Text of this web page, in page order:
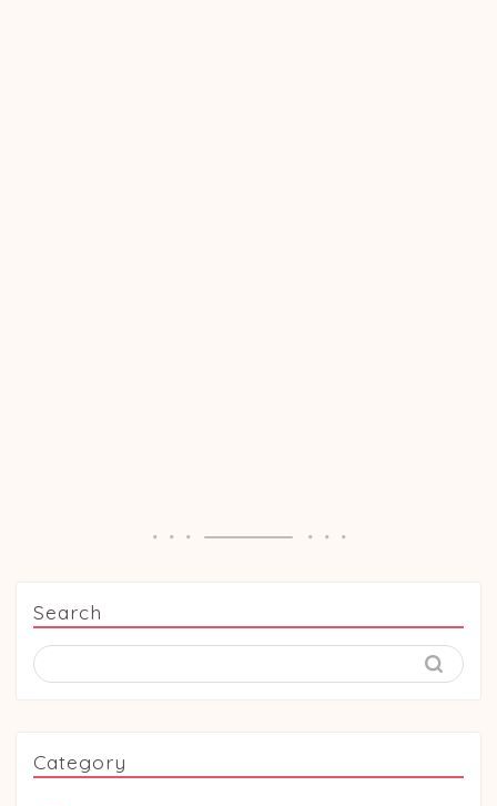
Search
Category